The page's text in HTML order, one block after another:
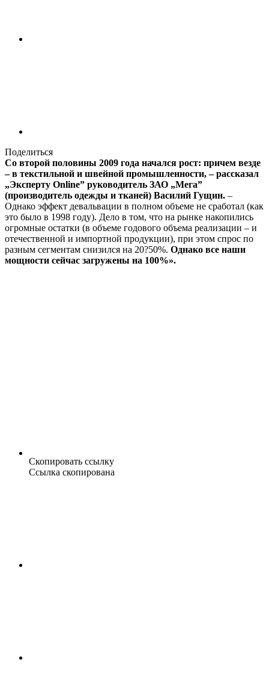
Поделиться
Со второй половины 2009 года начался рост: причем везде
– в текстильной и швейной промышленности, – рассказал
„Эксперту Online” руководитель ЗАО „Мега”
(производитель одежды и тканей) Василий Гущин. –
Однако эффект девальвации в полном объеме не сработал (как
это было в 1998 году). Дело в том, что на рынке накопились
огромные остатки (в объеме годового объема реализации – и
отечественной и импортной продукции), при этом спрос по
разным сегментам снизился на 20?50%. Однако все наши
мощности сейчас загружены на 100%».
Скопировать ссылку
Ссылка скопирована